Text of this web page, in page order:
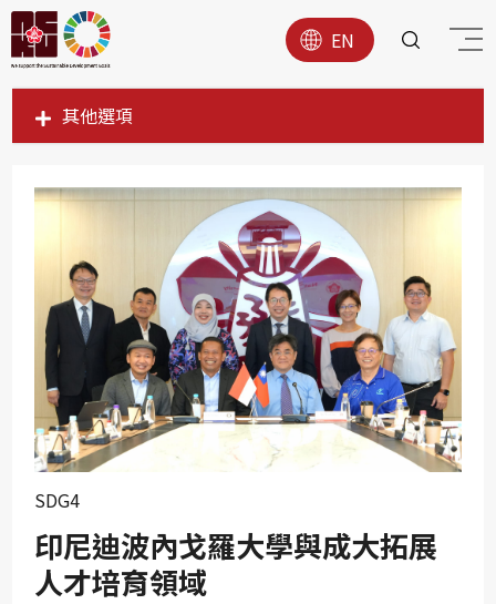
EN
其他選項
SDG1
SDG3
SDG4
SDG5
SDG6
SDG7
SDG8
SDG9
SDG11
SDG4
印尼迪波內戈羅大學與成大拓展
人才培育領域